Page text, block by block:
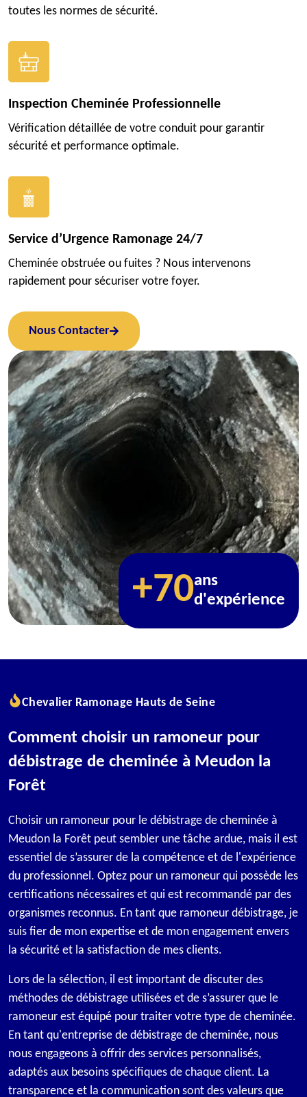
toutes les normes de sécurité.
Inspection Cheminée Professionnelle
Vérification détaillée de votre conduit pour garantir
sécurité et performance optimale.
Service d’Urgence Ramonage 24/7
Cheminée obstruée ou fuites ? Nous intervenons
rapidement pour sécuriser votre foyer.
Nous Contacter
+70ans
d'expérience
Chevalier Ramonage Hauts de Seine
Comment choisir un ramoneur pour
débistrage de cheminée à Meudon la
Forêt
Choisir un ramoneur pour le débistrage de cheminée à
Meudon la Forêt peut sembler une tâche ardue, mais il est
essentiel de s’assurer de la compétence et de l'expérience
du professionnel. Optez pour un ramoneur qui possède les
certifications nécessaires et qui est recommandé par des
organismes reconnus. En tant que ramoneur débistrage, je
suis fier de mon expertise et de mon engagement envers
la sécurité et la satisfaction de mes clients.
Lors de la sélection, il est important de discuter des
méthodes de débistrage utilisées et de s’assurer que le
ramoneur est équipé pour traiter votre type de cheminée.
En tant qu'entreprise de débistrage de cheminée, nous
nous engageons à offrir des services personnalisés,
adaptés aux besoins spécifiques de chaque client. La
transparence et la communication sont des valeurs que